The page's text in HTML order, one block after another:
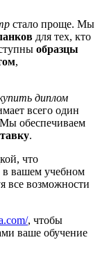
стало проще. Мы
для тех, кто
образцы
,
диплом
всего один
обеспечиваем
.
что
в вашем учебном
все возможности
, чтобы
ваше обучение